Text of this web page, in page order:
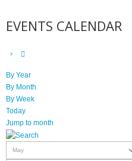
EVENTS CALENDAR
By Year
By Month
By Week
Today
Jump to month